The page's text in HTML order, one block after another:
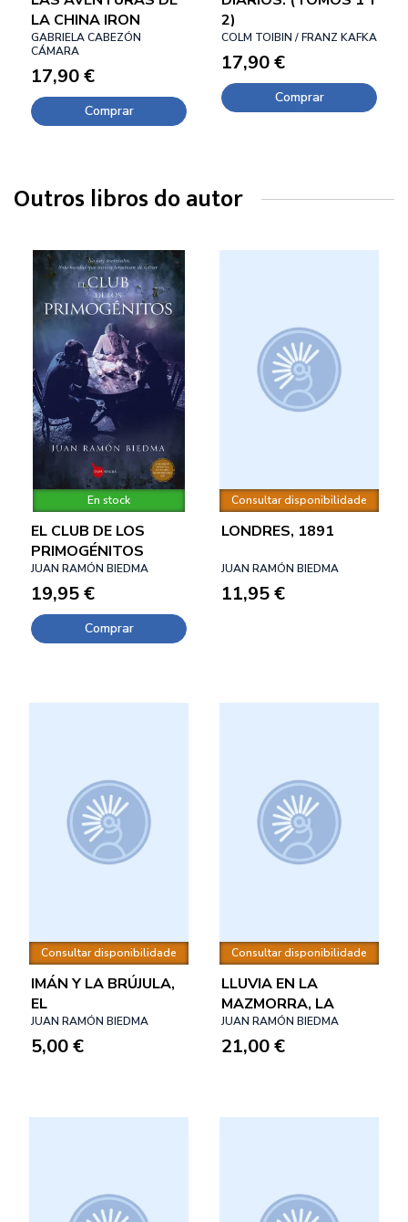
LA CHINA IRON
GABRIELA CABEZÓN
CÁMARA
17,90 €
Comprar
2)
COLM TOIBIN / FRANZ KAFKA
17,90 €
Comprar
Outros libros do autor
En stock
EL CLUB DE LOS
PRIMOGÉNITOS
JUAN RAMÓN BIEDMA
19,95 €
Comprar
Consultar disponibilidade
LONDRES, 1891
JUAN RAMÓN BIEDMA
11,95 €
Consultar disponibilidade
IMÁN Y LA BRÚJULA,
EL
JUAN RAMÓN BIEDMA
5,00 €
Consultar disponibilidade
LLUVIA EN LA
MAZMORRA, LA
JUAN RAMÓN BIEDMA
21,00 €